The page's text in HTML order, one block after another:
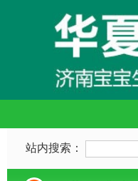
站内搜索：